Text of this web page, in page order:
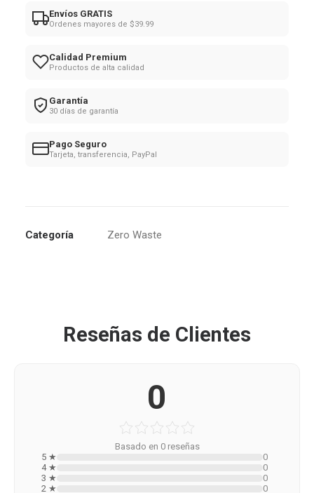
Envíos GRATIS
Ordenes mayores de $39.99
Calidad Premium
Productos de alta calidad
Garantía
30 días de garantía
Pago Seguro
Tarjeta, transferencia, PayPal
Categoría Zero Waste
Reseñas de Clientes
0
Basado en 0 reseñas
5 ★
0
4 ★
0
3 ★
0
2 ★
0